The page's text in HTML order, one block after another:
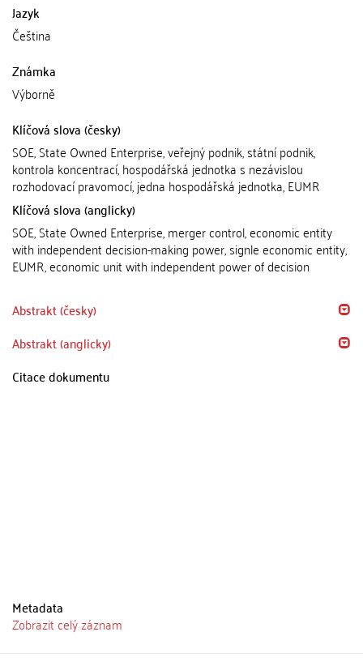
Jazyk
Čeština
Známka
Výborně
Klíčová slova (česky)
SOE, State Owned Enterprise, veřejný podnik, státní podnik,
kontrola koncentrací, hospodářská jednotka s nezávislou
rozhodovací pravomocí, jedna hospodářská jednotka, EUMR
Klíčová slova (anglicky)
SOE, State Owned Enterprise, merger control, economic entity
with independent decision-making power, signle economic entity,
EUMR, economic unit with independent power of decision
Abstrakt (česky)
Abstrakt (anglicky)
Citace dokumentu
Metadata
Zobrazit celý záznam